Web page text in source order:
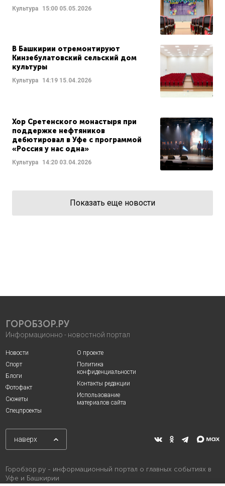
Культура 15:00 05.05.2026
В Башкирии отремонтируют
Кинзебулатовский сельский дом
культуры
Культура 14:19 15.04.2026
Хор Сретенского монастыря при
поддержке нефтяников
дебютировал в Уфе с программой
«Россия у нас одна»
Культура 14:20 03.04.2026
Показать еще новости
ГОРОБЗОР.РУ
Информационно - новостной портал
Новости
Спорт
Блоги
Фотофакт
Сюжеты
Спецпроекты
О проекте
Политика
конфиденциальности
Контакты редакции
Использование
материалов сайта
наверх
Горобзор.ру - информационный портал о главных событиях в
Уфе и Башкирии